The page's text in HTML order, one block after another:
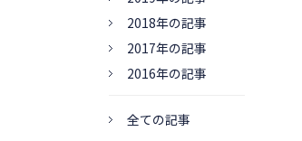
2018年の記事
2017年の記事
2016年の記事
全ての記事